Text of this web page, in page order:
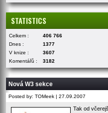
STATISTICS
Celkem :
406 766
Dnes :
1377
V knize :
3607
Komentářů :
3182
Nová W3 sekce
Posted by: TOMeek | 27.09.2007
Tak od